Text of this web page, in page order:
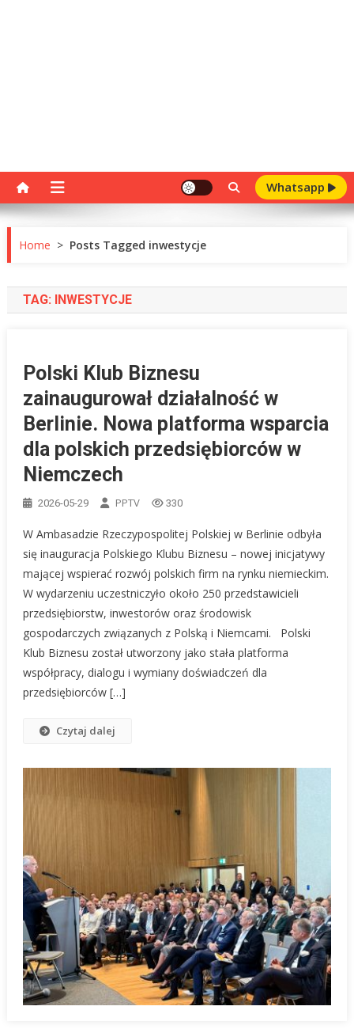
Whatsapp
Home > Posts Tagged inwestycje
TAG: INWESTYCJE
Polski Klub Biznesu
zainaugurował działalność w
Berlinie. Nowa platforma wsparcia
dla polskich przedsiębiorców w
Niemczech
2026-05-29 PPTV 330
W Ambasadzie Rzeczypospolitej Polskiej w Berlinie odbyła
się inauguracja Polskiego Klubu Biznesu – nowej inicjatywy
mającej wspierać rozwój polskich firm na rynku niemieckim.
W wydarzeniu uczestniczyło około 250 przedstawicieli
przedsiębiorstw, inwestorów oraz środowisk
gospodarczych związanych z Polską i Niemcami. Polski
Klub Biznesu został utworzony jako stała platforma
współpracy, dialogu i wymiany doświadczeń dla
przedsiębiorców […]
Czytaj dalej